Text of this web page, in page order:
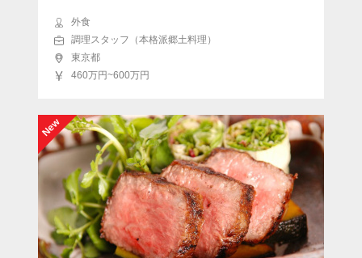
外食
調理スタッフ（本格派郷土料理）
東京都
460万円~600万円
New